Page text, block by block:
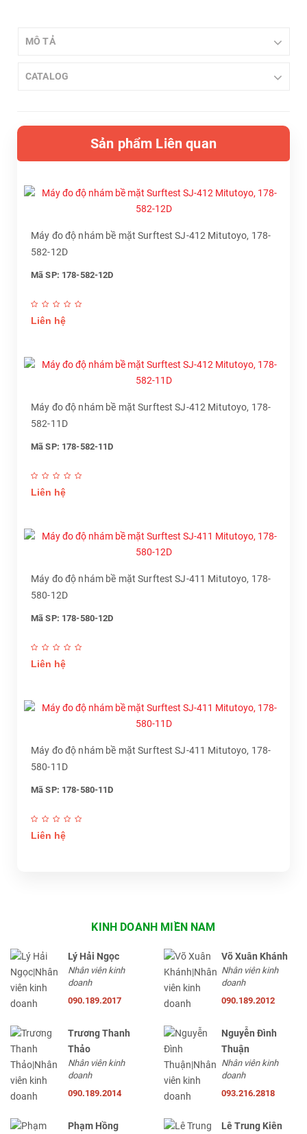
MÔ TẢ
CATALOG
Sản phẩm Liên quan
Máy đo độ nhám bề mặt Surftest SJ-412 Mitutoyo, 178-
582-12D
Mã SP: 178-582-12D
Liên hệ
Máy đo độ nhám bề mặt Surftest SJ-412 Mitutoyo, 178-
582-11D
Mã SP: 178-582-11D
Liên hệ
Máy đo độ nhám bề mặt Surftest SJ-411 Mitutoyo, 178-
580-12D
Mã SP: 178-580-12D
Liên hệ
Máy đo độ nhám bề mặt Surftest SJ-411 Mitutoyo, 178-
580-11D
Mã SP: 178-580-11D
Liên hệ
KINH DOANH MIỀN NAM
Lý Hải Ngọc
Nhân viên kinh
doanh
090.189.2017
Võ Xuân Khánh
Nhân viên kinh
doanh
090.189.2012
Trương Thanh
Thảo
Nhân viên kinh
doanh
090.189.2014
Nguyễn Đình
Thuận
Nhân viên kinh
doanh
093.216.2818
Phạm Hồng
Lê Trung Kiên